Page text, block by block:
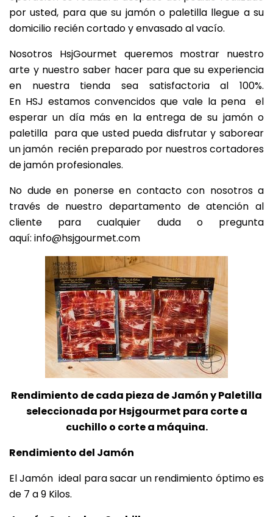
por usted, para que su jamón o paletilla llegue a su
domicilio recién cortado y envasado al vacío.
Nosotros HsjGourmet queremos mostrar nuestro
arte y nuestro saber hacer para que su experiencia
en nuestra tienda sea satisfactoria al 100%.
En HSJ estamos convencidos que vale la pena el
esperar un día más en la entrega de su jamón o
paletilla para que usted pueda disfrutar y saborear
un jamón recién preparado por nuestros cortadores
de jamón profesionales.
No dude en ponerse en contacto con nosotros a
través de nuestro departamento de atención al
cliente para cualquier duda o pregunta
aquí: info@hsjgourmet.com
Rendimiento de cada pieza de Jamón y Paletilla
seleccionada por Hsjgourmet para corte a
cuchillo o corte a máquina.
Rendimiento del Jamón
El Jamón ideal para sacar un rendimiento óptimo es
de 7 a 9 Kilos.